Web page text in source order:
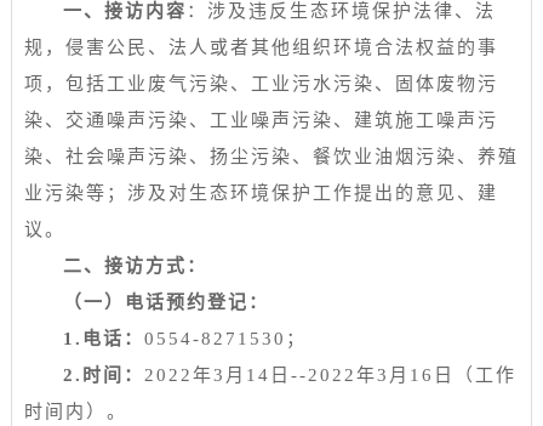
一、 接访内容 ： 涉及违反生态环境保护法律、法
规，侵害公民、法人或者其他组织环境合法权益的事
项，包括工业废气污染、工业污水污染、固体废物污
染、交通噪声污染、工业噪声污染、建筑施工噪声污
染、社会噪声污染、扬尘污染、餐饮业油烟污染、养殖
业污染等；涉及对生态环境保护工作提出的意见、建
议。
二、 接访方式：
（一）电话预约登记：
1. 电话： 0554-8271530；
2. 时间： 2022年3 月 14 日 --2022年3 月 16 日（工作
时间内）。